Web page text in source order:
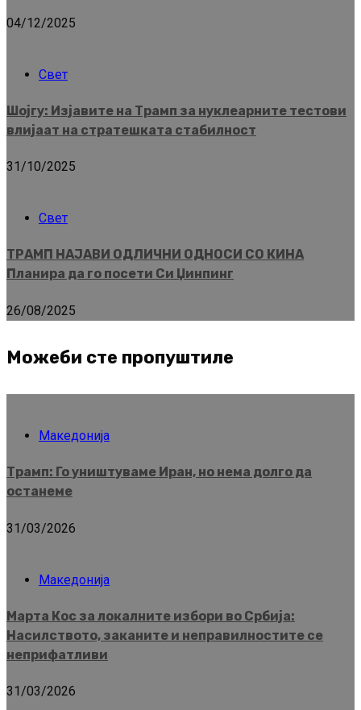
04/12/2025
Свет
Шојгу: Изјавите на Трамп за нуклеарните тестови
влијаат на стратешката стабилност
31/10/2025
Свет
ТРАМП НАЈАВИ ОДЛИЧНИ ОДНОСИ СО КИНА
Планира да го посети Си Џинпинг
26/08/2025
Можеби сте пропуштиле
Македонија
Трамп: Го уништуваме Иран, но нема долго да
останеме
31/03/2026
Македонија
Марта Кос за локалните избори во Србија:
Насилството, заканите и неправилностите се
неприфатливи
31/03/2026